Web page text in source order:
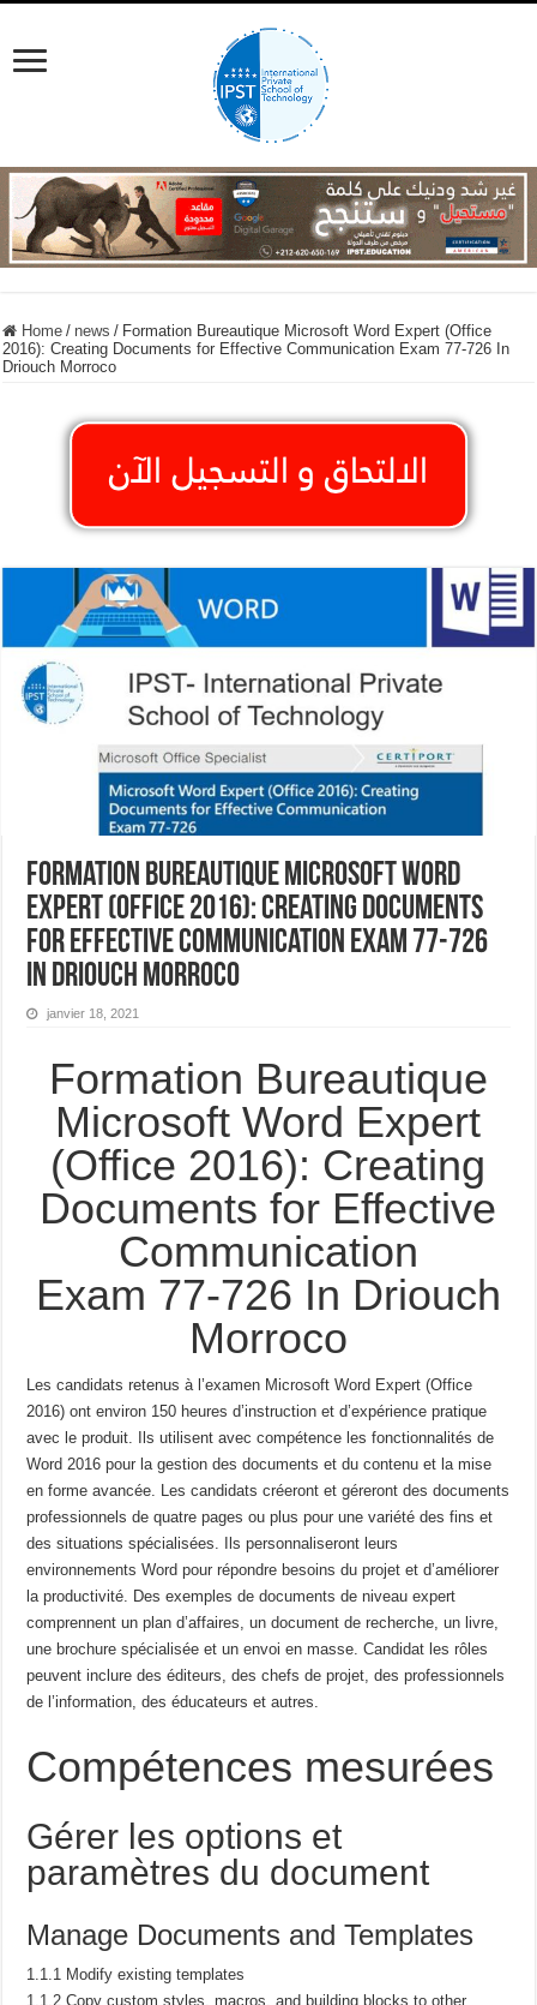
Home / news / Formation Bureautique Microsoft Word Expert (Office
2016): Creating Documents for Effective Communication Exam 77-726 In
Driouch Morroco
Formation Bureautique Microsoft Word
Expert (Office 2016): Creating Documents
for Effective Communication Exam 77-726
In Driouch Morroco
janvier 18, 2021
Formation Bureautique
Microsoft Word Expert
(Office 2016): Creating
Documents for Effective
Communication
Exam 77-726 In Driouch
Morroco
Les candidats retenus à l’examen Microsoft Word Expert (Office
2016) ont environ 150 heures d’instruction et d’expérience pratique
avec le produit.
Ils utilisent avec compétence les fonctionnalités de
Word 2016 pour la gestion des documents et du contenu et la mise
en forme avancée.
Les candidats créeront et géreront des documents
professionnels de quatre pages ou plus pour une variété des fins et
des situations spécialisées.
Ils personnaliseront leurs
environnements Word pour répondre besoins du projet et d’améliorer
la productivité.
Des exemples de documents de niveau expert
comprennent un plan d’affaires, un document de recherche, un livre,
une brochure spécialisée et un envoi en masse. Candidat les rôles
peuvent inclure des éditeurs, des chefs de projet, des professionnels
de l’information, des éducateurs et autres.
Compétences mesurées
Gérer les options et
paramètres du document
Manage Documents and Templates
1.1.1 Modify existing templates
1.1.2 Copy custom styles, macros, and building blocks to other